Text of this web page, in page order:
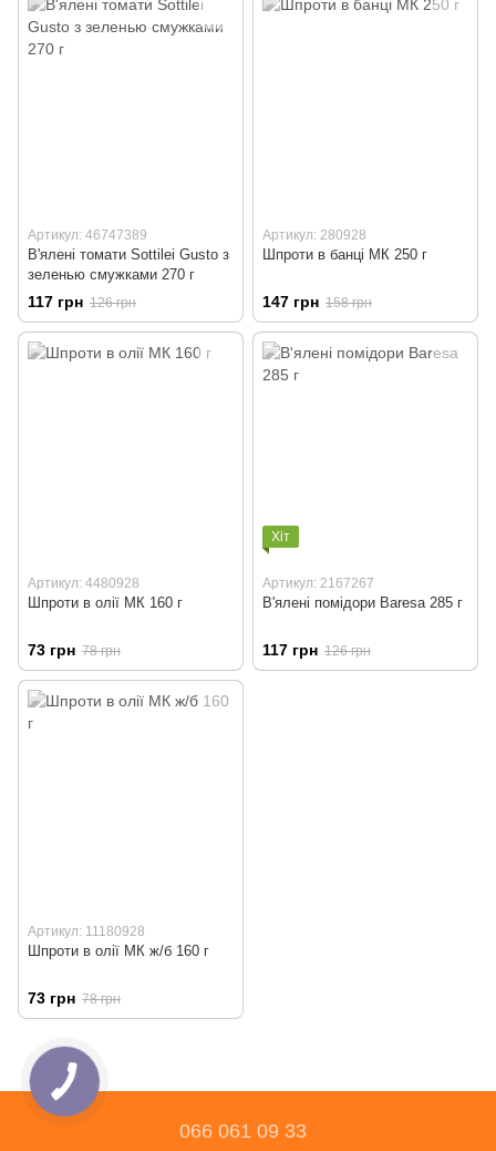
Артикул: 46747389
В'ялені томати Sottilei Gusto з
зеленью смужками 270 г
117 грн 126 грн
Артикул: 280928
Шпроти в банці МК 250 г
147 грн 158 грн
Артикул: 4480928
Шпроти в олії МК 160 г
73 грн 78 грн
Хіт
Артикул: 2167267
В'ялені помідори Baresa 285 г
117 грн 126 грн
Артикул: 11180928
Шпроти в олії МК ж/б 160 г
73 грн 78 грн
066 061 09 33